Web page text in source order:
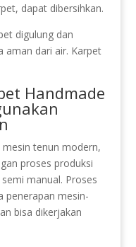
dapat dibersihkan.
digulung dan
aman dari air. Karpet
Handmade
tenun modern,
proses produksi
manual. Proses
penerapan mesin-
bisa dikerjakan